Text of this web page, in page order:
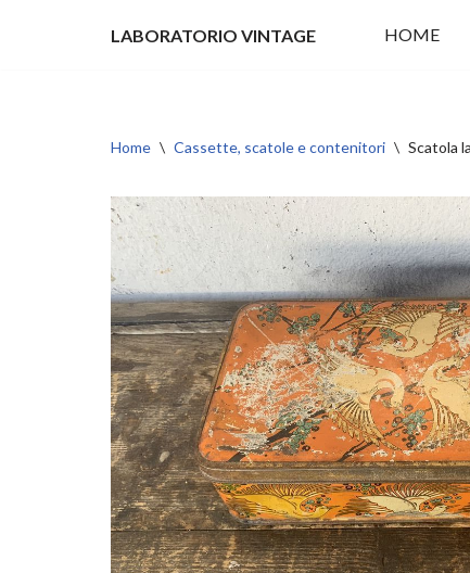
LABORATORIO VINTAGE HOME
Home \ Cassette, scatole e contenitori \ Scatola